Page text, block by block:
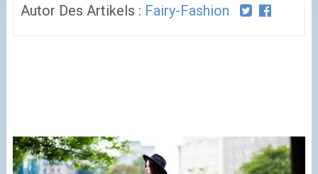
Autor Des Artikels : Fairy-Fashion